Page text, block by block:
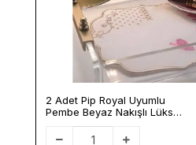
2 Adet Pip Royal Uyumlu
Pembe Beyaz Nakışlı Lüks
Keten Sunum Peçetesi